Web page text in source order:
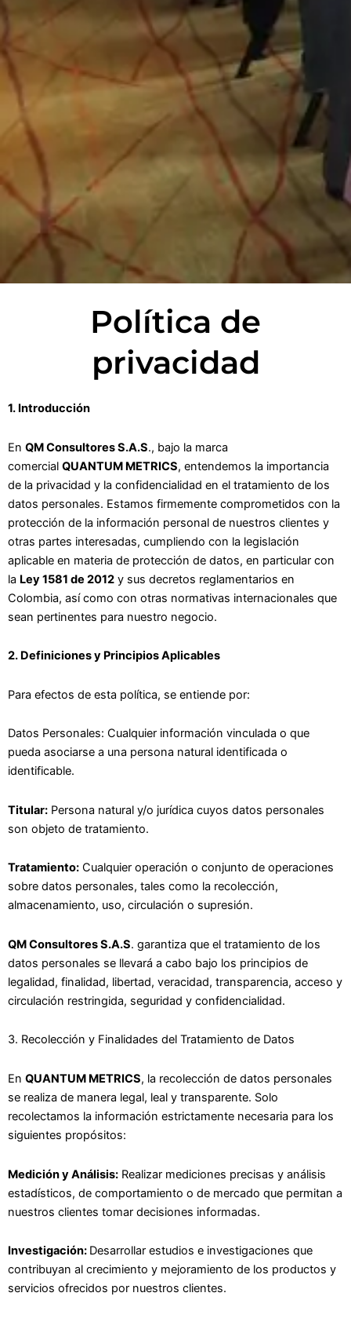
Política de
privacidad
1. Introducción
En QM Consultores S.A.S., bajo la marca
comercial QUANTUM METRICS, entendemos la importancia
de la privacidad y la confidencialidad en el tratamiento de los
datos personales. Estamos firmemente comprometidos con la
protección de la información personal de nuestros clientes y
otras partes interesadas, cumpliendo con la legislación
aplicable en materia de protección de datos, en particular con
la Ley 1581 de 2012 y sus decretos reglamentarios en
Colombia, así como con otras normativas internacionales que
sean pertinentes para nuestro negocio.
2. Definiciones y Principios Aplicables
Para efectos de esta política, se entiende por:
Datos Personales: Cualquier información vinculada o que
pueda asociarse a una persona natural identificada o
identificable.
Titular: Persona natural y/o jurídica cuyos datos personales
son objeto de tratamiento.
Tratamiento: Cualquier operación o conjunto de operaciones
sobre datos personales, tales como la recolección,
almacenamiento, uso, circulación o supresión.
QM Consultores S.A.S. garantiza que el tratamiento de los
datos personales se llevará a cabo bajo los principios de
legalidad, finalidad, libertad, veracidad, transparencia, acceso y
circulación restringida, seguridad y confidencialidad.
3. Recolección y Finalidades del Tratamiento de Datos
En QUANTUM METRICS, la recolección de datos personales
se realiza de manera legal, leal y transparente. Solo
recolectamos la información estrictamente necesaria para los
siguientes propósitos:
Medición y Análisis: Realizar mediciones precisas y análisis
estadísticos, de comportamiento o de mercado que permitan a
nuestros clientes tomar decisiones informadas.
Investigación: Desarrollar estudios e investigaciones que
contribuyan al crecimiento y mejoramiento de los productos y
servicios ofrecidos por nuestros clientes.